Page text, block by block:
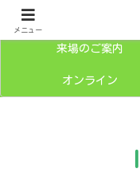
来場のご案内
オンライン
メニュー